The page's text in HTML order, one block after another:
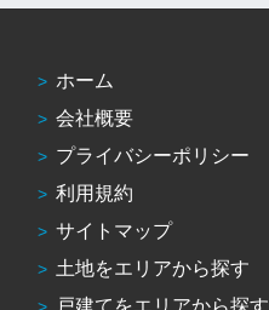
ホーム
会社概要
プライバシーポリシー
利用規約
サイトマップ
土地をエリアから探す